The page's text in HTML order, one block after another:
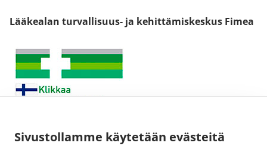
Sivustollamme käytetään evästeitä
Lääkealan turvallisuus- ja kehittämiskeskus Fimea